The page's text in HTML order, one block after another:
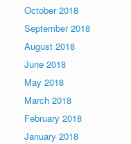
October 2018
September 2018
August 2018
June 2018
May 2018
March 2018
February 2018
January 2018